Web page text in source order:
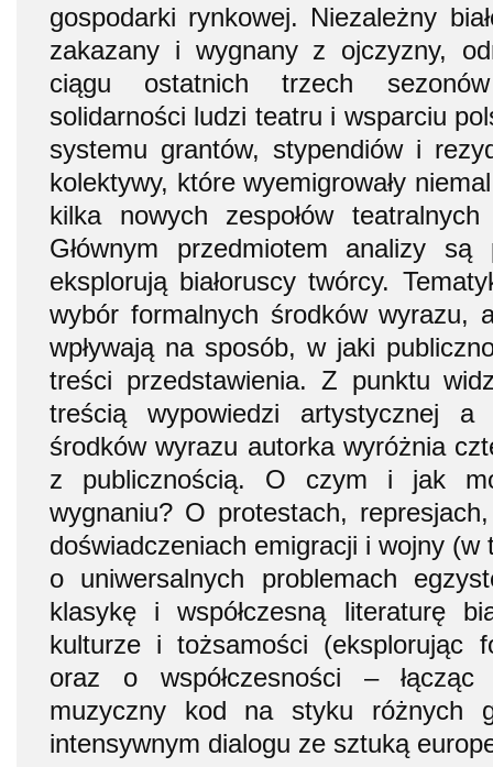
gospodarki rynkowej. Niezależny
zakazany i wygnany z ojczyzny,
ciągu ostatnich trzech
solidarności ludzi teatru i wsparciu
systemu grantów, stypendiów i
kolektywy, które wyemigrowały
kilka nowych zespołów
Głównym przedmiotem analizy
eksplorują białoruscy twórcy.
wybór formalnych środków wyrazu,
wpływają na sposób, w jaki
treści przedstawienia. Z punktu
treścią wypowiedzi artystycznej a
środków wyrazu autorka wyróżnia
z publicznością. O czym i jak
wygnaniu? O protestach,
doświadczeniach emigracji i wojny
o uniwersalnych problemach
klasykę i współczesną literaturę
kulturze i tożsamości (eksplorując
oraz o współczesności –
muzyczny kod na styku różnych
intensywnym dialogu ze sztuką